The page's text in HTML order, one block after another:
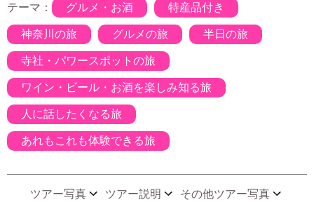
テーマ： グルメ・お酒 特産品付き
神奈川の旅 グルメの旅 半日の旅
寺社・パワースポットの旅
ワイン・ビール・お酒を楽しみ知る旅
人に話したくなる旅
あれもこれも体験できる旅
ツアー写真 ツアー説明
その他ツアー写真